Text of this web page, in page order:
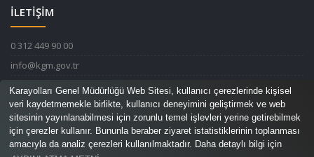
İLETİŞİM
0 312 449 90 00
info@kgm.gov.tr
Karayolları Genel Müdürlüğü Devlet Mahallesi İnönü Bulvarı No:14
06420 Çankaya / ANKARA
Karayolları Genel Müdürlüğü Web Sitesi, kullanıcı çerezlerinde kişisel
veri kaydetmemekle birlikte, kullanıcı deneyimini geliştirmek ve web
sitesinin yayınlanabilmesi için zorunlu temel işlevleri yerine getirebilmek
için çerezler kullanır. Bununla beraber ziyaret istatistiklerinin toplanması
amacıyla da analiz çerezleri kullanılmaktadır. Daha detaylı bilgi için